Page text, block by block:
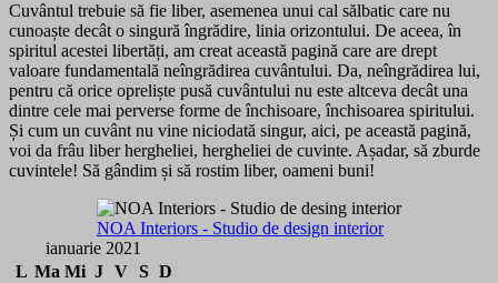
Cuvântul trebuie să fie liber, asemenea unui cal sălbatic care nu
cunoaște decât o singură îngrădire, linia orizontului. De aceea, în
spiritul acestei libertăți, am creat această pagină care are drept
valoare fundamentală neîngrădirea cuvântului. Da, neîngrădirea lui,
pentru că orice opreliște pusă cuvântului nu este altceva decât una
dintre cele mai perverse forme de închisoare, închisoarea spiritului.
Și cum un cuvânt nu vine niciodată singur, aici, pe această pagină,
voi da frâu liber hergheliei, hergheliei de cuvinte. Așadar, să zburde
cuvintele! Să gândim și să rostim liber, oameni buni!
NOA Interiors - Studio de design interior
ianuarie 2021
L Ma Mi J V S D